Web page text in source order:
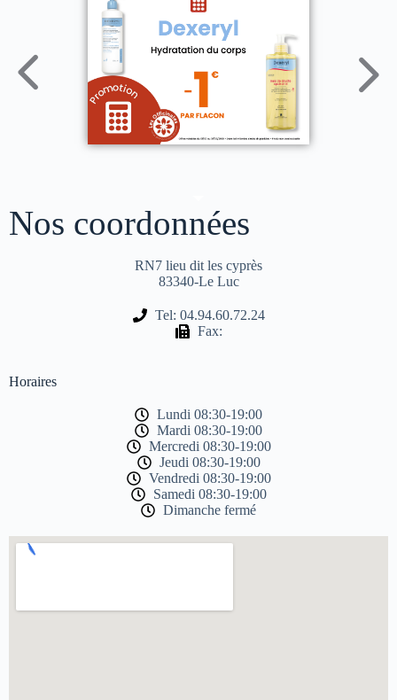
Nos coordonnées
RN7 lieu dit les cyprès
83340-Le Luc
Tel: 04.94.60.72.24
Fax:
Horaires
Lundi 08:30-19:00
Mardi 08:30-19:00
Mercredi 08:30-19:00
Jeudi 08:30-19:00
Vendredi 08:30-19:00
Samedi 08:30-19:00
Dimanche fermé